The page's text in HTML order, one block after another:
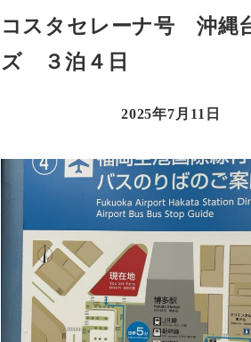
コスタセレーナ号 沖縄
ズ ３泊４日
2025年7月11日